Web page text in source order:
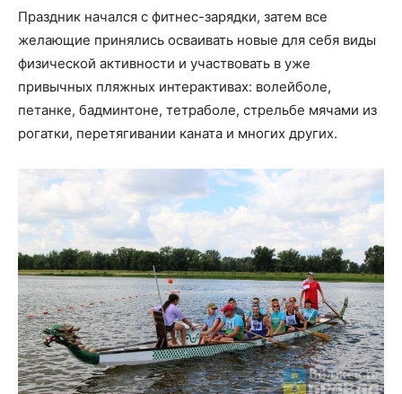
Праздник начался с фитнес-зарядки, затем все
желающие принялись осваивать новые для себя виды
физической активности и участвовать в уже
привычных пляжных интерактивах: волейболе,
петанке, бадминтоне, тетраболе, стрельбе мячами из
рогатки, перетягивании каната и многих других.